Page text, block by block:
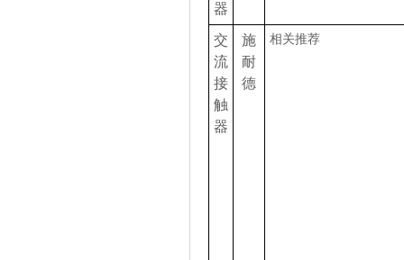
器
交
流
接
触
器
施
耐
德
相关推荐